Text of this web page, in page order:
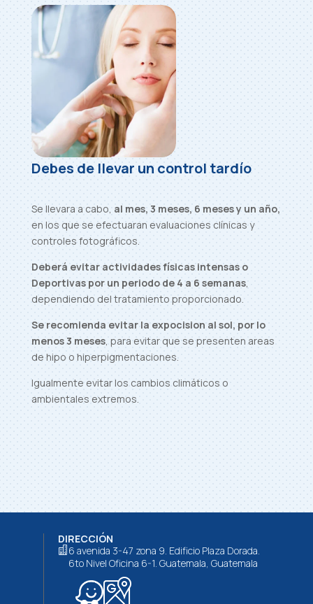
Debes de llevar un control tardío
Se llevara a cabo, al mes, 3 meses, 6 meses y un año,
en los que se efectuaran evaluaciones clínicas y
controles fotográficos.
Deberá evitar actividades físicas intensas o
Deportivas por un periodo de 4 a 6 semanas,
dependiendo del tratamiento proporcionado.
Se recomienda evitar la expocision al sol, por lo
menos 3 meses, para evitar que se presenten areas
de hipo o hiperpigmentaciones.
Igualmente evitar los cambios climáticos o
ambientales extremos.
DIRECCIÓN
 6 avenida 3-47 zona 9. Edificio Plaza Dorada.
6to Nivel Oficina 6-1. Guatemala, Guatemala